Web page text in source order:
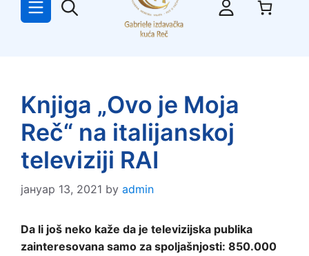
Knjiga „Ovo je Moja
Reč“ na italijanskoj
televiziji RAI
јануар 13, 2021 by admin
Da li još neko kaže da je televizijska publika
zainteresovana samo za spoljašnjosti: 850.000